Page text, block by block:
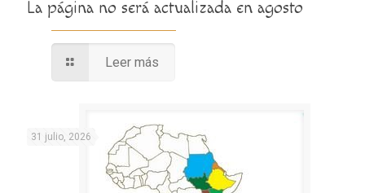
La página no será actualizada en agosto
Leer más
31 julio, 2026